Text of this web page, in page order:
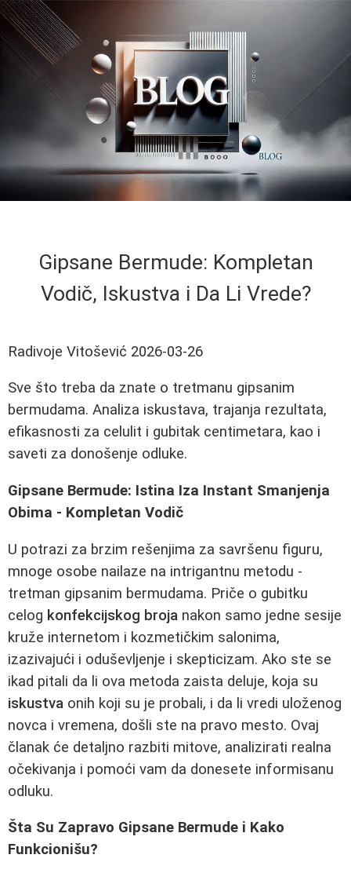
Gipsane Bermude: Kompletan
Vodič, Iskustva i Da Li Vrede?
Radivoje Vitošević 2026-03-26
Sve što treba da znate o tretmanu gipsanim
bermudama. Analiza iskustava, trajanja rezultata,
efikasnosti za celulit i gubitak centimetara, kao i
saveti za donošenje odluke.
Gipsane Bermude: Istina Iza Instant Smanjenja
Obima - Kompletan Vodič
U potrazi za brzim rešenjima za savršenu figuru,
mnoge osobe nailaze na intrigantnu metodu -
tretman gipsanim bermudama. Priče o gubitku
celog konfekcijskog broja nakon samo jedne sesije
kruže internetom i kozmetičkim salonima,
izazivajući i oduševljenje i skepticizam. Ako ste se
ikad pitali da li ova metoda zaista deluje, koja su
iskustva onih koji su je probali, i da li vredi uloženog
novca i vremena, došli ste na pravo mesto. Ovaj
članak će detaljno razbiti mitove, analizirati realna
očekivanja i pomoći vam da donesete informisanu
odluku.
Šta Su Zapravo Gipsane Bermude i Kako
Funkcionišu?